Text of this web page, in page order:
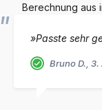
Berechnung aus
»Passte sehr
Bruno D., 3.